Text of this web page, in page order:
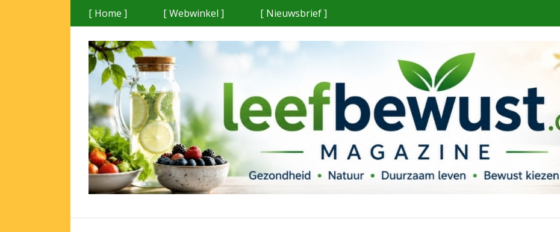
[ Home ] [ Webwinkel ] [ Nieuwsbrief ]